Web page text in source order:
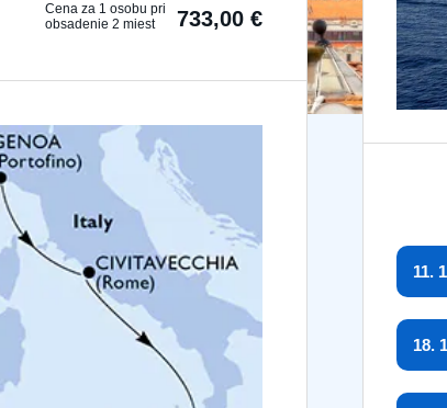
Cena za 1 osobu pri
obsadenie 2 miest
733,00 €
11.
18.